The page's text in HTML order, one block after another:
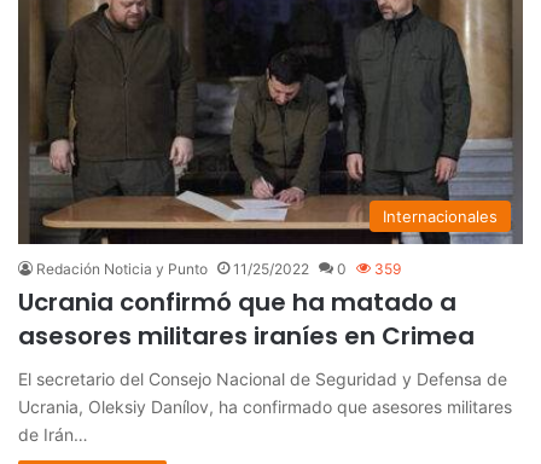
Internacionales
Redación Noticia y Punto 11/25/2022 0 359
Ucrania confirmó que ha matado a
asesores militares iraníes en Crimea
El secretario del Consejo Nacional de Seguridad y Defensa de
Ucrania, Oleksiy Danílov, ha confirmado que asesores militares
de Irán…